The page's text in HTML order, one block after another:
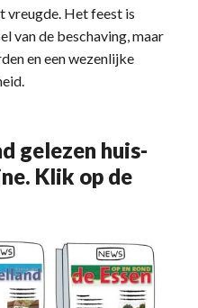
vreugde. Het feest is
van de beschaving, maar
en een wezenlijke
gelezen huis-
Klik op de